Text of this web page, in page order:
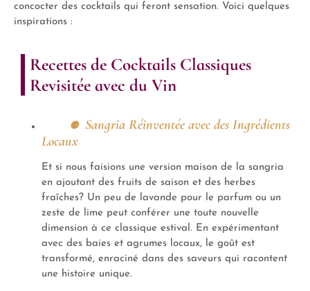
concocter des cocktails qui feront sensation. Voici quelques
inspirations :
Recettes de Cocktails Classiques
Revisitée avec du Vin
Sangria Réinventée avec des Ingrédients
Locaux
Et si nous faisions une version maison de la sangria
en ajoutant des fruits de saison et des herbes
fraîches? Un peu de lavande pour le parfum ou un
zeste de lime peut conférer une toute nouvelle
dimension à ce classique estival. En expérimentant
avec des baies et agrumes locaux, le goût est
transformé, enraciné dans des saveurs qui racontent
une histoire unique.